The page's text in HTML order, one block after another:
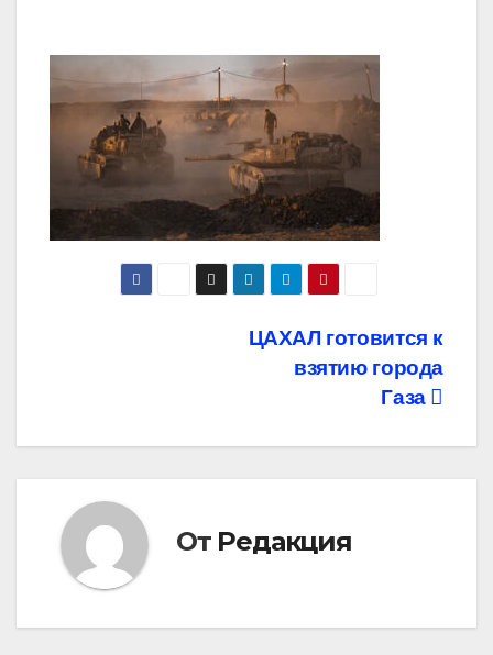
записям
ЦАХАЛ готовится к
взятию города
Газа
От Редакция